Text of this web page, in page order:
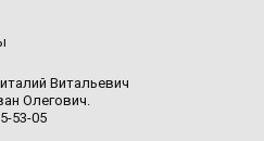
Витальевич
Олегович.
53-05